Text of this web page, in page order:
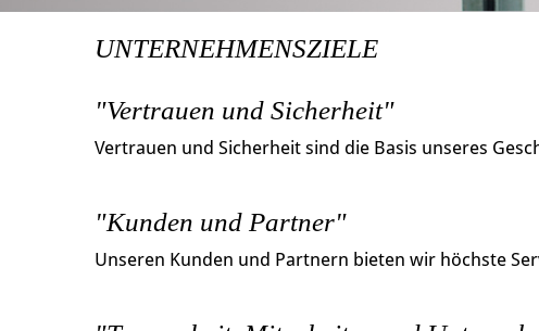
UNTERNEHMENSZIELE
"Vertrauen und Sicherheit"
Vertrauen und Sicherheit sind die Basis unseres
"Kunden und Partner"
Unseren Kunden und Partnern bieten wir höchste